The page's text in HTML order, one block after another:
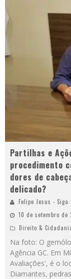
Partilhas e
procedimento
dores de
delicado?
Felipe Jesus -
10 de setembro de
Direito &
Na foto: O
Agência GC. Em
Avaliações', é o
Diamantes,